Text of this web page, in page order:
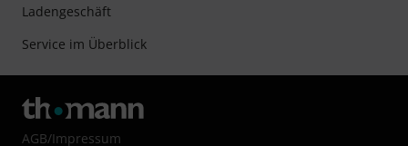
Ladengeschäft
Service im Überblick
AGB/Impressum